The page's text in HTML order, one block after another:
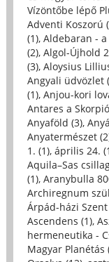
Vízöntőbe lépő
Adventi Koszorú
(1), Aldebaran - a
(2), Algol-Újhold
(3), Aloysius
Angyali üdvözlet
(1), Anjou-kori
Antares a
Anyaföld (3),
Anyatermészet
1. (1), április 24.
Aquila–Sas
(1), Aranybulla
Archiregnum
Árpád-házi
Ascendens (1),
hermeneutika -
Magyar Planétás